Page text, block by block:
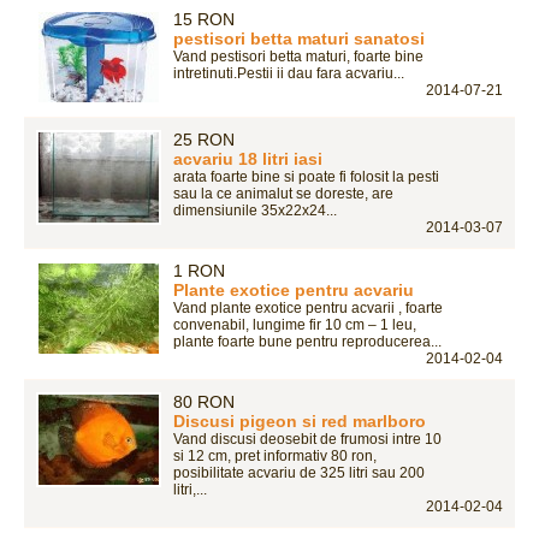
15 RON
pestisori betta maturi sanatosi
Vand pestisori betta maturi, foarte bine
intretinuti.Pestii ii dau fara acvariu...
2014-07-21
25 RON
acvariu 18 litri iasi
arata foarte bine si poate fi folosit la pesti
sau la ce animalut se doreste, are
dimensiunile 35x22x24...
2014-03-07
1 RON
Plante exotice pentru acvariu
Vand plante exotice pentru acvarii , foarte
convenabil, lungime fir 10 cm – 1 leu,
plante foarte bune pentru reproducerea...
2014-02-04
80 RON
Discusi pigeon si red marlboro
Vand discusi deosebit de frumosi intre 10
si 12 cm, pret informativ 80 ron,
posibilitate acvariu de 325 litri sau 200
litri,...
2014-02-04